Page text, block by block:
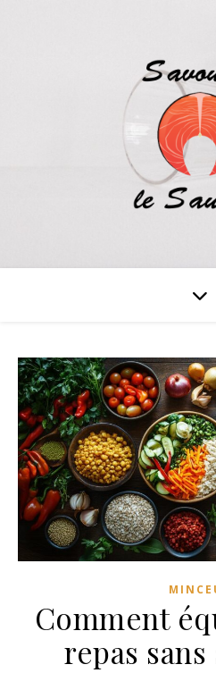
Comment
repas